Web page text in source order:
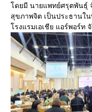
โดยมี นายแพทย์ศรุตพันธุ์
สุขภาพจิต เป็นประธานใ
โรงแรมเอเชีย แอร์พอร์ท